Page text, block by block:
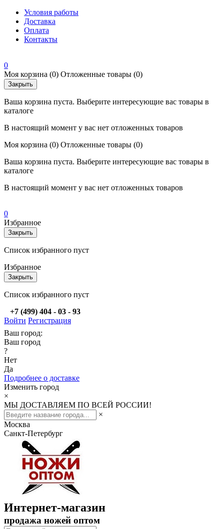
Условия работы
Доставка
Оплата
Контакты
0
Моя корзина (0) Отложенные товары (0)
Закрыть
Ваша корзина пуста. Выберите интересующие вас товары в
каталоге
В настоящий момент у вас нет отложенных товаров
Моя корзина (0) Отложенные товары (0)
Ваша корзина пуста. Выберите интересующие вас товары в
каталоге
В настоящий момент у вас нет отложенных товаров
0
Избранное
Закрыть
Список избранного пуст
Избранное
Закрыть
Список избранного пуст
+7 (499) 404 - 03 - 93
Войти Регистрация
Ваш город:
Ваш город
?
Нет
Да
Подробнее о доставке
Изменить город
×
МЫ ДОСТАВЛЯЕМ ПО ВСЕЙ РОССИИ!
×
Москва
Санкт-Петербург
Интернет-магазин
продажа ножей оптом